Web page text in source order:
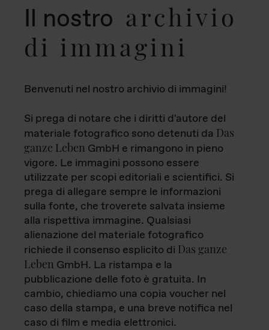
Il nostro archivio
di immagini
Benvenuti nel nostro archivio di immagini!
Si prega di notare che i diritti d'autore del
materiale fotografico sono detenuti da Das
ganze Leben GmbH e rimangono in pieno
vigore. Le immagini possono essere
utilizzate per scopi editoriali e scientifici. Si
prega di allegare sempre le informazioni
sulla fonte, che troverete salvata insieme
alla rispettiva immagine. Qualsiasi
alienazione del materiale fotografico
richiede il consenso esplicito di Das ganze
Leben GmbH. La ristampa e la
pubblicazione delle foto è gratuita. In
cambio, chiediamo una copia voucher nel
caso della stampa, e una breve notifica nel
caso di film e media elettronici.